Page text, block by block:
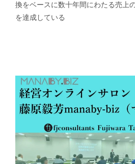
換をベースに数十年間にわたる売上
を達成している